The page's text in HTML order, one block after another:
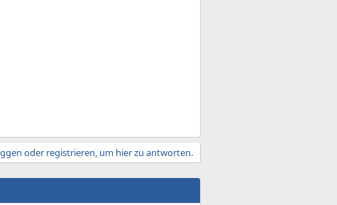
oder registrieren, um hier zu antworten.